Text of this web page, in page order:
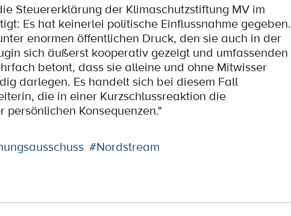
Steuererklärung der Klimaschutzstiftung MV im
Es hat keinerlei politische Einflussnahme gegeben.
enormen öffentlichen Druck, den sie auch in der
sich äußerst kooperativ gezeigt und umfassenden
betont, dass sie alleine und ohne Mitwisser
darlegen. Es handelt sich bei diesem Fall
die in einer Kurzschlussreaktion die
Konsequenzen."
#Nordstream